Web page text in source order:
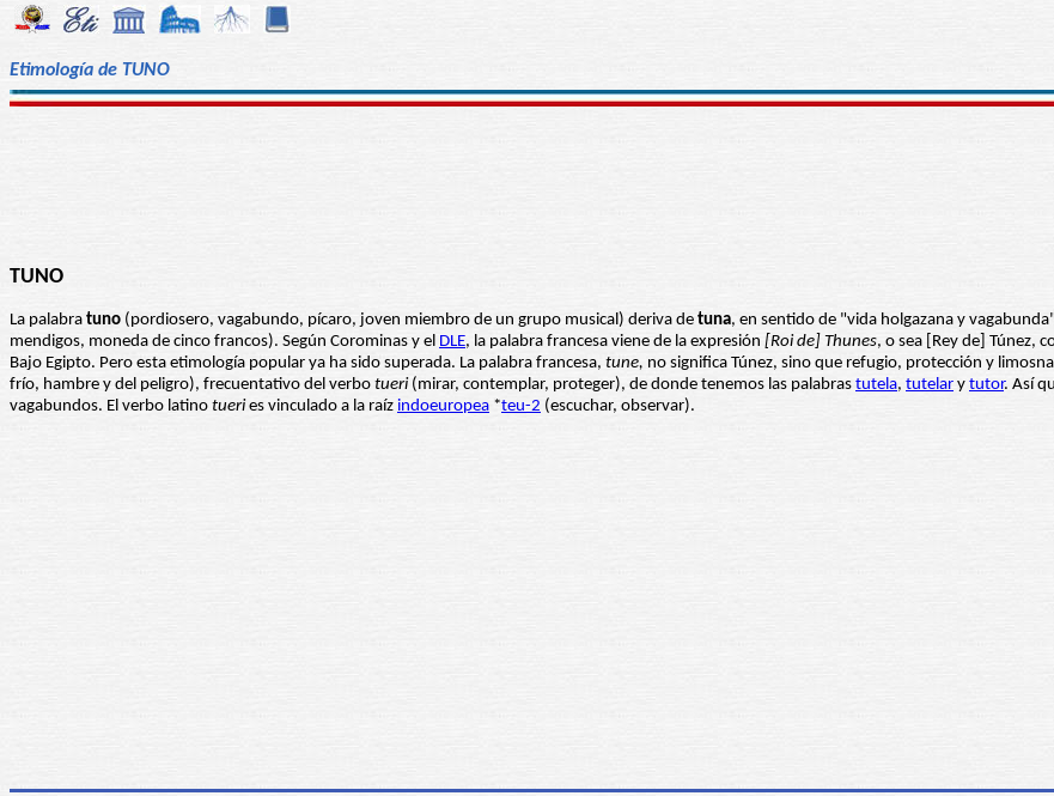
Etimología de TUNO
TUNO
La palabra tuno (pordiosero, vagabundo, pícaro, joven miembro de un grupo musical) deriva de tuna, en sentido de "vida holgazana y
mendigos, moneda de cinco francos). Según Corominas y el DLE, la palabra francesa viene de la expresión [Roi de] Thunes, o sea [Rey de] Túnez,
Bajo Egipto. Pero esta etimología popular ya ha sido superada. La palabra francesa, tune, no significa Túnez, sino que refugio, protección y
frío, hambre y del peligro), frecuentativo del verbo tueri (mirar, contemplar, proteger), de donde tenemos las palabras tutela, tutelar y tutor. Así
vagabundos. El verbo latino tueri es vinculado a la raíz indoeuropea *teu-2 (escuchar, observar).